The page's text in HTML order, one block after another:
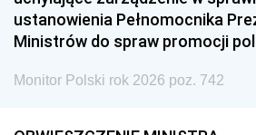
ustanowienia Pełnomocnika
Ministrów do spraw promocji
Monitor Polski rok 2026 poz. 742